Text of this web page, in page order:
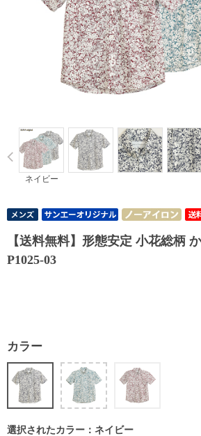
ネイビー
Prev
【送料無料】形態安定 小花総柄
P1025-03
カラー
選択されたカラー：ネイビー